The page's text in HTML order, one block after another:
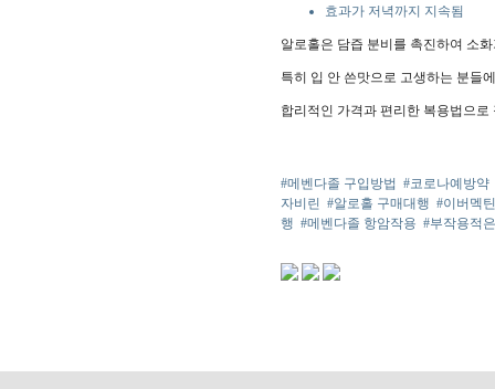
효과가 저녁까지 지속됨
알로홀은 담즙 분비를 촉진하여 소
특히 입 안 쓴맛으로 고생하는 분들
합리적인 가격과 편리한 복용법으
#메벤다졸 구입방법 #코로나예방약
자비린 #알로홀 구매대행 #이버멕
행 #메벤다졸 항암작용 #부작용적